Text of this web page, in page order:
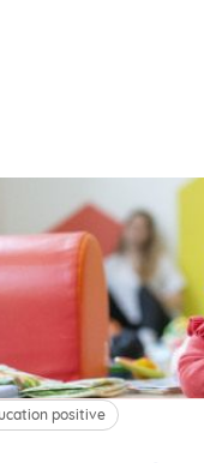
positive